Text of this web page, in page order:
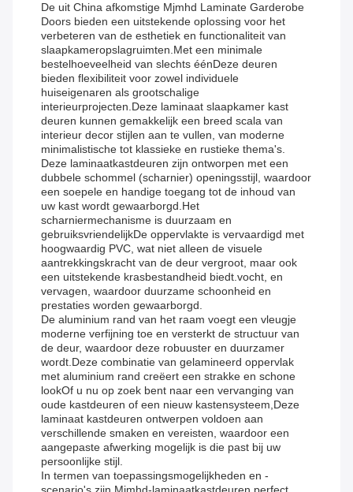
De uit China afkomstige Mjmhd Laminate Garderobe
Doors bieden een uitstekende oplossing voor het
verbeteren van de esthetiek en functionaliteit van
slaapkameropslagruimten.Met een minimale
bestelhoeveelheid van slechts éénDeze deuren
bieden flexibiliteit voor zowel individuele
huiseigenaren als grootschalige
interieurprojecten.Deze laminaat slaapkamer kast
deuren kunnen gemakkelijk een breed scala van
interieur decor stijlen aan te vullen, van moderne
minimalistische tot klassieke en rustieke thema's.
Deze laminaatkastdeuren zijn ontworpen met een
dubbele schommel (scharnier) openingsstijl, waardoor
een soepele en handige toegang tot de inhoud van
uw kast wordt gewaarborgd.Het
scharniermechanisme is duurzaam en
gebruiksvriendelijkDe oppervlakte is vervaardigd met
hoogwaardig PVC, wat niet alleen de visuele
aantrekkingskracht van de deur vergroot, maar ook
een uitstekende krasbestandheid biedt.vocht, en
vervagen, waardoor duurzame schoonheid en
prestaties worden gewaarborgd.
De aluminium rand van het raam voegt een vleugje
moderne verfijning toe en versterkt de structuur van
de deur, waardoor deze robuuster en duurzamer
wordt.Deze combinatie van gelamineerd oppervlak
met aluminium rand creëert een strakke en schone
lookOf u nu op zoek bent naar een vervanging van
oude kastdeuren of een nieuw kastensysteem,Deze
laminaat kastdeuren ontwerpen voldoen aan
verschillende smaken en vereisten, waardoor een
aangepaste afwerking mogelijk is die past bij uw
persoonlijke stijl.
In termen van toepassingsmogelijkheden en -